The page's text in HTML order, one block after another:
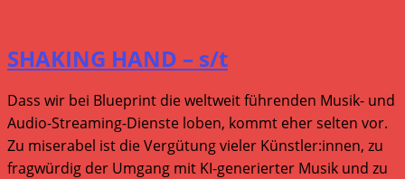
SHAKING HAND – s/t
Dass wir bei Blueprint die weltweit führenden Musik- und
Audio-Streaming-Dienste loben, kommt eher selten vor.
Zu miserabel ist die Vergütung vieler Künstler:innen, zu
fragwürdig der Umgang mit KI-generierter Musik und zu